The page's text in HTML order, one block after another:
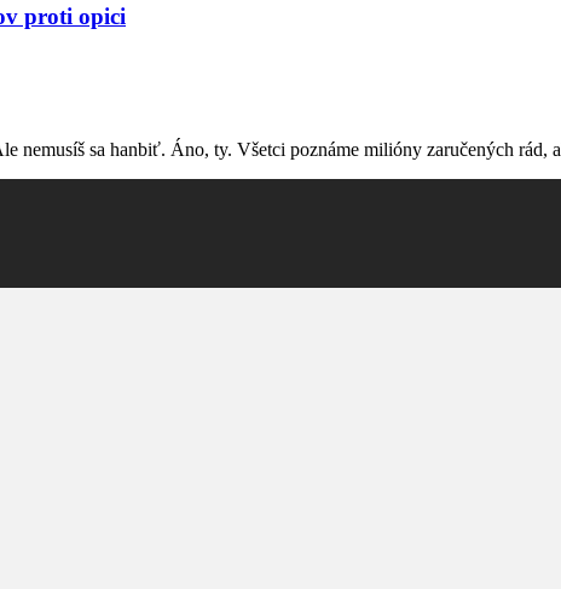
proti opici
nemusíš sa hanbiť. Áno, ty. Všetci poznáme milióny zaručených